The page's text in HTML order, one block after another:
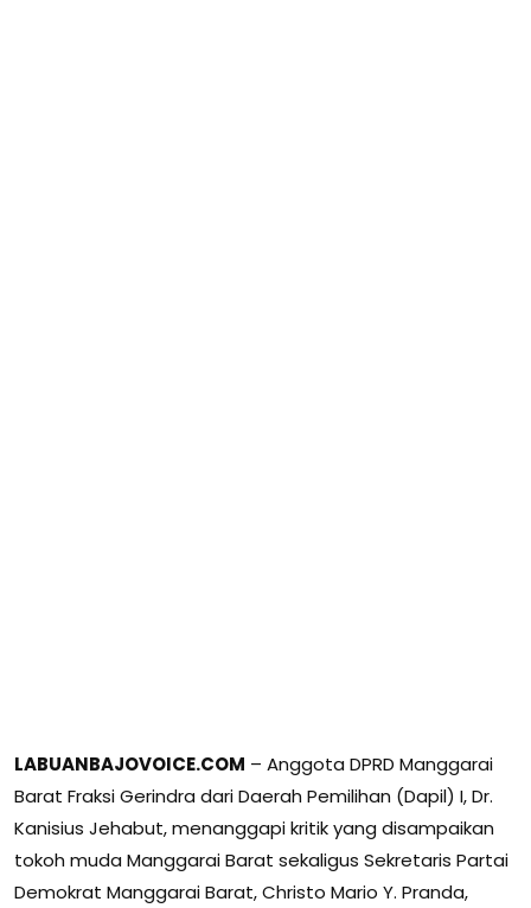
LABUANBAJOVOICE.COM – Anggota DPRD Manggarai
Barat Fraksi Gerindra dari Daerah Pemilihan (Dapil) I, Dr.
Kanisius Jehabut, menanggapi kritik yang disampaikan
tokoh muda Manggarai Barat sekaligus Sekretaris Partai
Demokrat Manggarai Barat, Christo Mario Y. Pranda,